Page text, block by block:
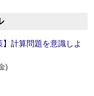
】計算問題を意識しよ
)